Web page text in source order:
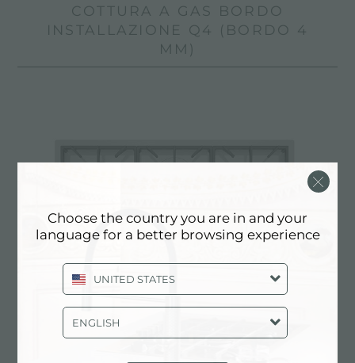
COTTURA A GAS BORDO
INSTALLAZIONE Q4 (BORDO 4
MM)
Piano cottura Foster Milano
Choose the country you are in and your
language for a better browsing experience
UNITED STATES
ENGLISH